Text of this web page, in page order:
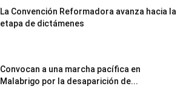
La Convención Reformadora avanza hacia la
etapa de dictámenes
Convocan a una marcha pacífica en
Malabrigo por la desaparición de...